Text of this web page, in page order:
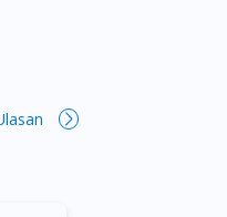
River
Tuas,